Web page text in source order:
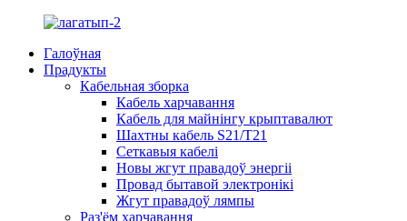
Галоўная
Прадукты
Кабельная зборка
Кабель харчавання
Кабель для майнінгу крыптавалют
Шахтны кабель S21/T21
Сеткавыя кабелі
Новы жгут правадоў энергіі
Провад бытавой электронікі
Жгут правадоў лямпы
Раз'ём харчавання